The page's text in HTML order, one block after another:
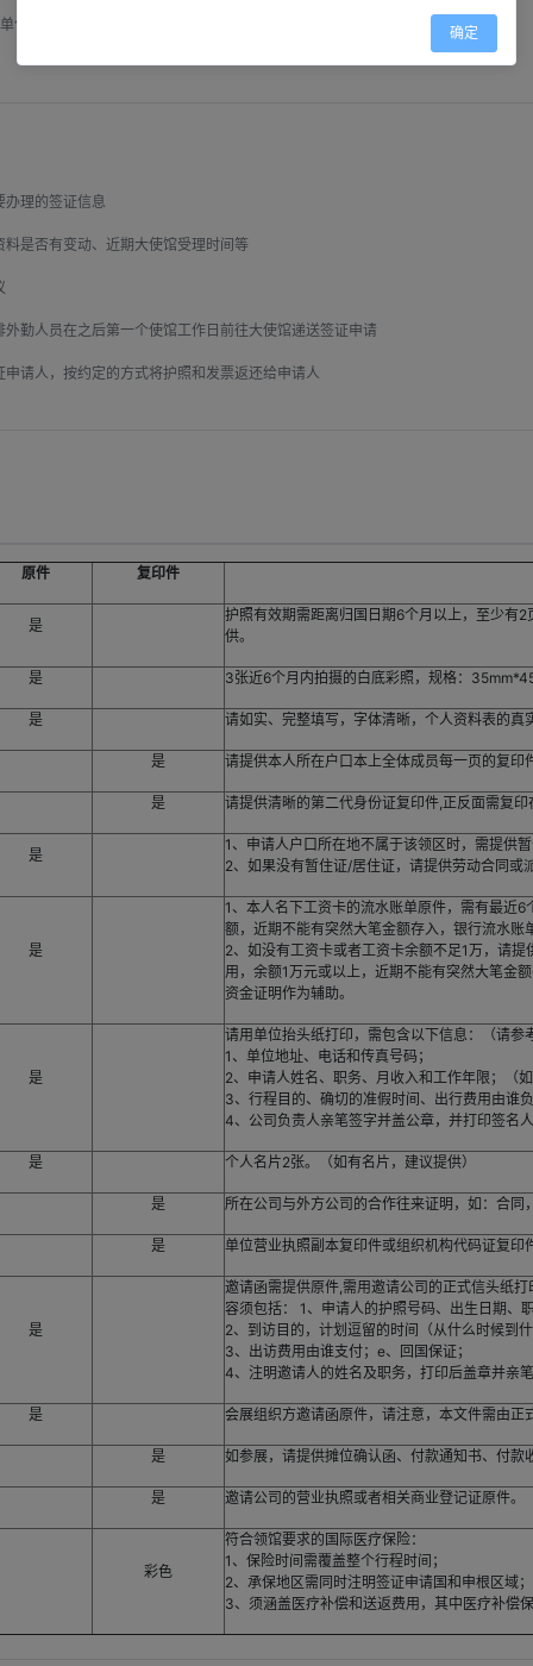
位；
办理的签证信息
是否有变动、近期大使馆受理时间等
勤人员在之后第一个使馆工作日前往大使馆递送签证申请
请人，按约定的方式将护照和发票返还给申请人
原件 复印件
是
护照有效期需距离归国日期6个月以上，至少有
供。
是 3张近6个月内拍摄的白底彩照，规格：
是 请如实、完整填写，字体清晰，个人资料表的
是 请提供本人所在户口本上全体成员每一页的复
是 请提供清晰的第二代身份证复印件,正反面需复印
是
1、申请人户口所在地不属于该领区时，需提供
2、如果没有暂住证/居住证，请提供劳动合同
是
1、本人名下工资卡的流水账单原件，需有最近
额，近期不能有突然大笔金额存入，银行流水
2、如没有工资卡或者工资卡余额不足1万，请
用，余额1万元或以上，近期不能有突然大笔金
资金证明作为辅助。
是
请用单位抬头纸打印，需包含以下信息：（请参
1、单位地址、电话和传真号码；
2、申请人姓名、职务、月收入和工作年限；（
3、行程目的、确切的准假时间、出行费用由谁
4、公司负责人亲笔签字并盖公章，并打印签名
是 个人名片2张。（如有名片，建议提供）
是 所在公司与外方公司的合作往来证明，如：合
是 单位营业执照副本复印件或组织机构代码证复印
是
邀请函需提供原件,需用邀请公司的正式信头纸
容须包括： 1、申请人的护照号码、出生日期、
2、到访目的，计划逗留的时间（从什么时候到
3、出访费用由谁支付；e、回国保证；
4、注明邀请人的姓名及职务，打印后盖章并亲
是 会展组织方邀请函原件，请注意，本文件需由正
是 如参展，请提供摊位确认函、付款通知书、付款
是 邀请公司的营业执照或者相关商业登记证原件。
彩色
符合领馆要求的国际医疗保险：
1、保险时间需覆盖整个行程时间；
2、承保地区需同时注明签证申请国和申根区域
3、须涵盖医疗补偿和送返费用，其中医疗补偿
确定